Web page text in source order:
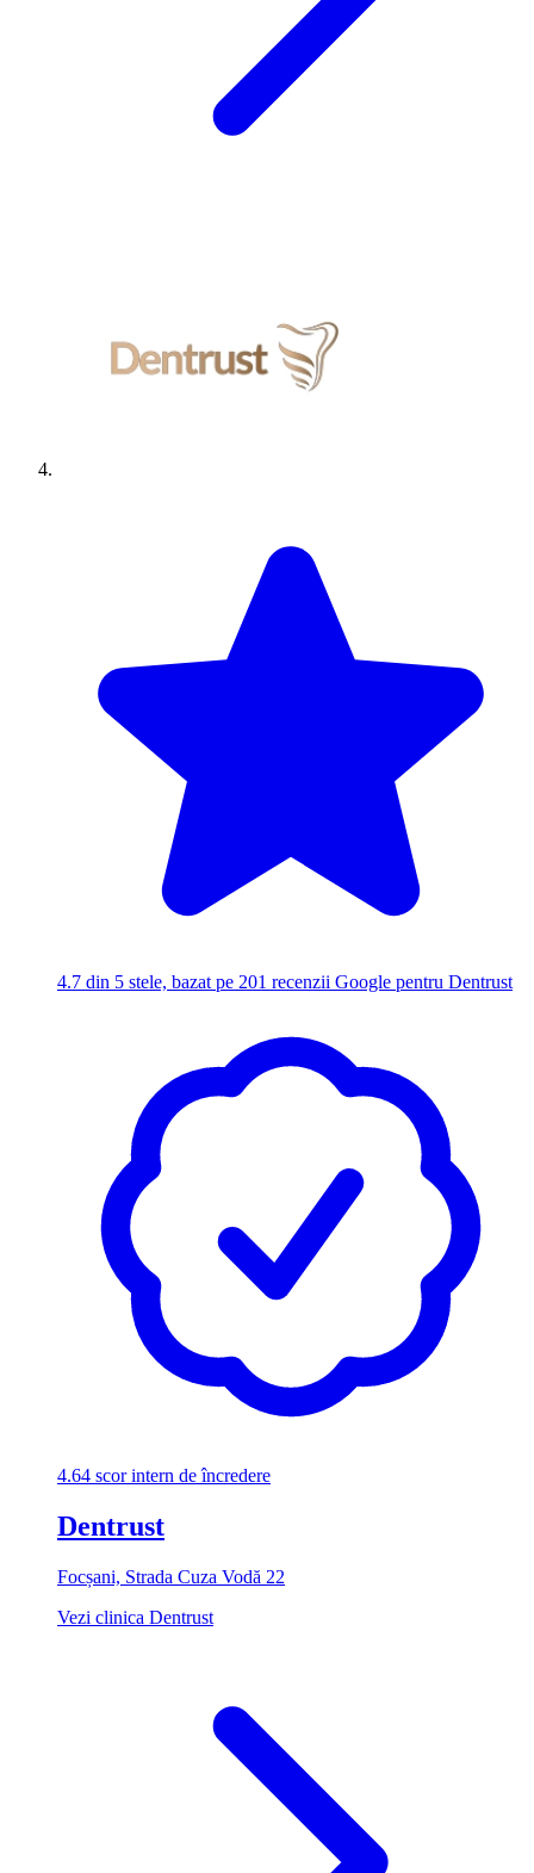
4.7 din 5 stele, bazat pe 201 recenzii Google pentru Dentrust
4.64 scor intern de încredere
Dentrust
Focșani, Strada Cuza Vodă 22
Vezi clinica Dentrust